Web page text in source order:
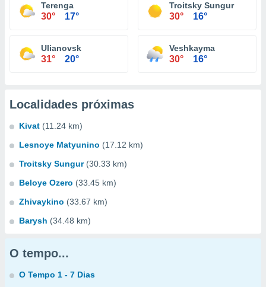
Terenga
30° 17°
Troitsky Sungur
30° 16°
Ulianovsk
31° 20°
Veshkayma
30° 16°
Localidades próximas
Kivat (11.24 km)
Lesnoye Matyunino (17.12 km)
Troitsky Sungur (30.33 km)
Beloye Ozero (33.45 km)
Zhivaykino (33.67 km)
Barysh (34.48 km)
O tempo...
O Tempo 1 - 7 Dias